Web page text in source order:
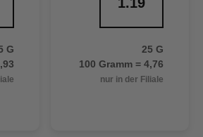
G
25 G
100 Gramm = 4,76
nur in der Filiale